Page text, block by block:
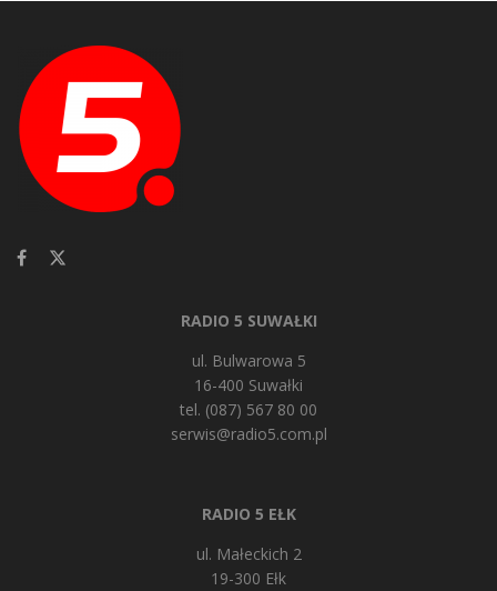
RADIO 5 SUWAŁKI
ul. Bulwarowa 5
16-400 Suwałki
tel. (087) 567 80 00
serwis@radio5.com.pl
RADIO 5 EŁK
ul. Małeckich 2
19-300 Ełk